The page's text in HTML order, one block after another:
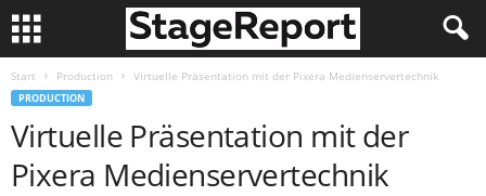
Start Production Virtuelle Präsentation mit der Pixera Medienservertechnik
PRODUCTION
Virtuelle Präsentation mit der
Pixera Medienservertechnik